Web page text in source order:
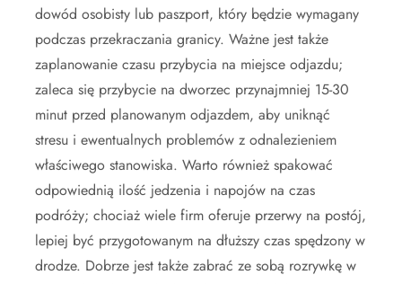
dowód osobisty lub paszport, który będzie wymagany
podczas przekraczania granicy. Ważne jest także
zaplanowanie czasu przybycia na miejsce odjazdu;
zaleca się przybycie na dworzec przynajmniej 15-30
minut przed planowanym odjazdem, aby uniknąć
stresu i ewentualnych problemów z odnalezieniem
właściwego stanowiska. Warto również spakować
odpowiednią ilość jedzenia i napojów na czas
podróży; chociaż wiele firm oferuje przerwy na postój,
lepiej być przygotowanym na dłuższy czas spędzony w
drodze. Dobrze jest także zabrać ze sobą rozrywkę w